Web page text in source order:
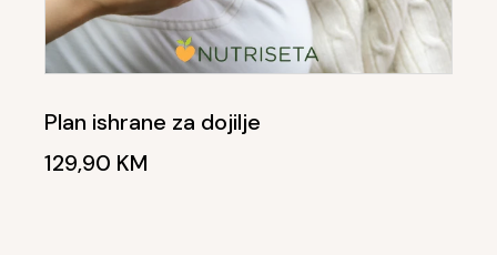
Plan ishrane za dojilje
129,90 KM